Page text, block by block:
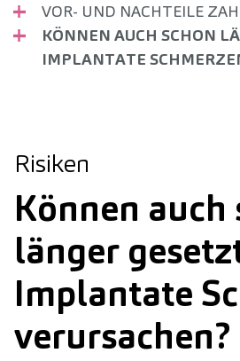
VOR- UND NACHTEILE
KÖNNEN AUCH SCHON
IMPLANTATE
Risiken
Können auch
länger
Implantate
verursachen?